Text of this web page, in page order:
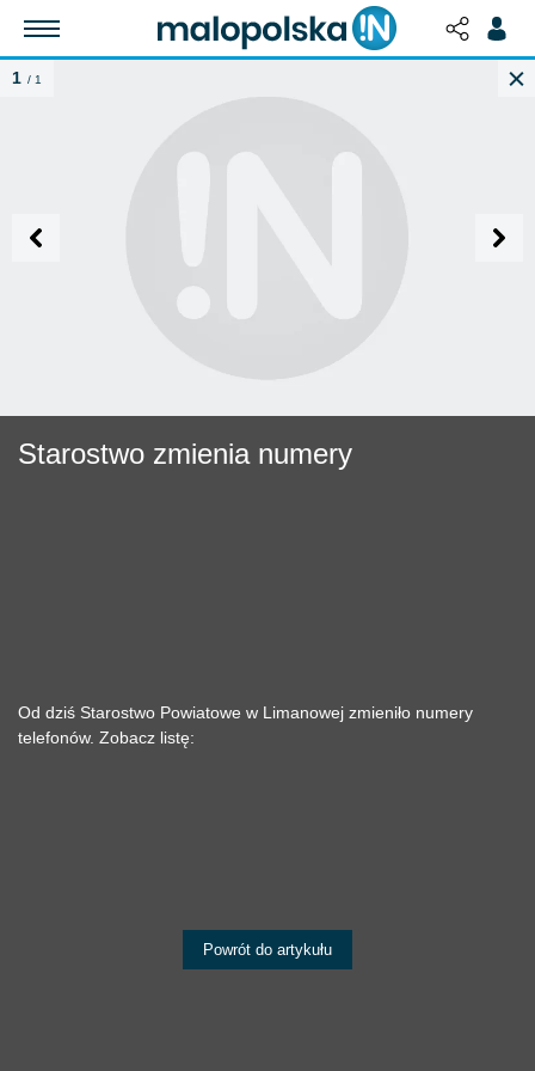
1 / 1
Starostwo zmienia numery
Od dziś Starostwo Powiatowe w Limanowej zmieniło numery
telefonów. Zobacz listę:
Powrót do artykułu